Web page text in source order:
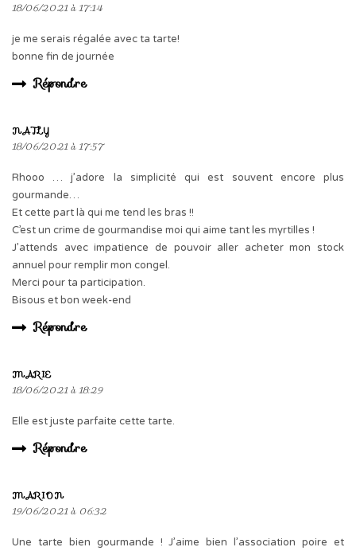
18/06/2021 à 17:14
je me serais régalée avec ta tarte!
bonne fin de journée
Répondre
NATLY
18/06/2021 à 17:57
Rhooo … j’adore la simplicité qui est souvent encore plus
gourmande…
Et cette part là qui me tend les bras !!
C’est un crime de gourmandise moi qui aime tant les myrtilles !
J’attends avec impatience de pouvoir aller acheter mon stock
annuel pour remplir mon congel.
Merci pour ta participation.
Bisous et bon week-end
Répondre
MARIE
18/06/2021 à 18:29
Elle est juste parfaite cette tarte.
Répondre
MARION
19/06/2021 à 06:32
Une tarte bien gourmande ! J’aime bien l’association poire et